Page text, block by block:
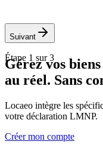
Suivant
Étape 1 sur 3
Gérez vos biens
au réel. Sans
Locaeo intègre les
votre déclaration LMNP.
Créer mon compte